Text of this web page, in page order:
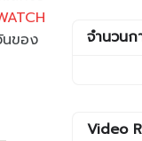
นของ
จำนวนก
Video